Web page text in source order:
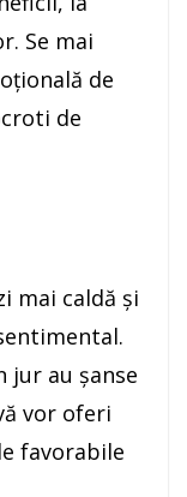
Se mai
de
de
mai caldă şi
jur au şanse
vor oferi
favorabile